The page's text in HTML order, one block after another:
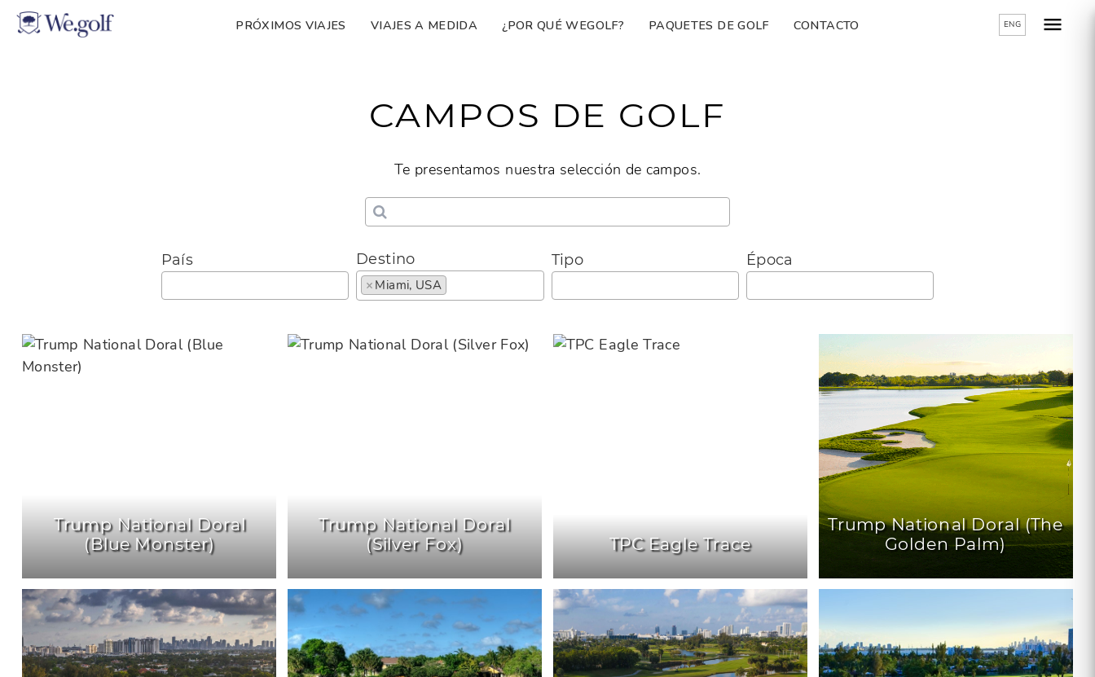
PRÓXIMOS VIAJES VIAJES A MEDIDA ¿POR QUÉ WEGOLF? PAQUETES DE GOLF CONTACTO ENG
CAMPOS DE GOLF
Te presentamos nuestra selección de campos.
País Destino
× Miami, USA
Tipo Época
Trump National Doral
(Blue Monster)
Trump National Doral
(Silver Fox)
TPC Eagle Trace
Trump National Doral (The
Golden Palm)